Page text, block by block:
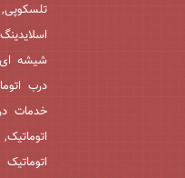
شیشه ای
درب
خدمات